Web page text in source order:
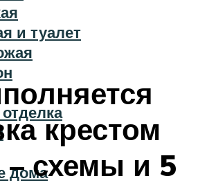
и туалет
дома
крестом
– схемы и 5